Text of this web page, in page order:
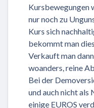
Kursbewegungen
nur noch zu
Kurs sich
bekommt man
Verkauft man
woanders, reine
Bei der
und auch nicht als
einige EUROS